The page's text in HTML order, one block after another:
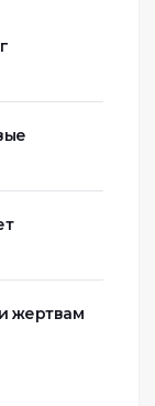
жертвам